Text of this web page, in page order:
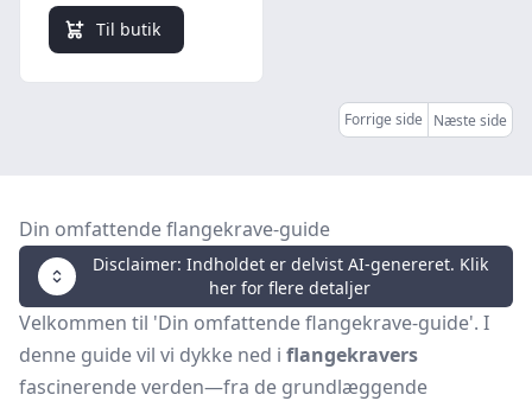
Til butik
Forrige side Næste side
Din omfattende flangekrave-guide
Disclaimer: Indholdet er delvist AI-genereret. Klik
her for flere detaljer
Velkommen til 'Din omfattende flangekrave-guide'. I
denne guide vil vi dykke ned i flangekravers
fascinerende verden—fra de grundlæggende